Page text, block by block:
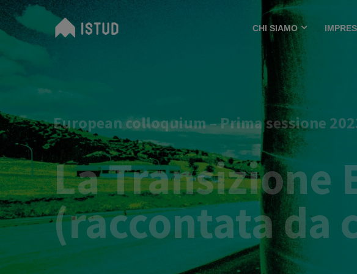
CHI SIAMO
European colloquium – Prima sessione
La Transizione
(raccontata da